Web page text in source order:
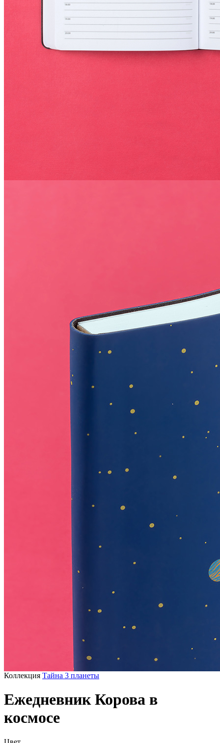
Коллекция Тайна 3 планеты
Ежедневник Корова в
космосе